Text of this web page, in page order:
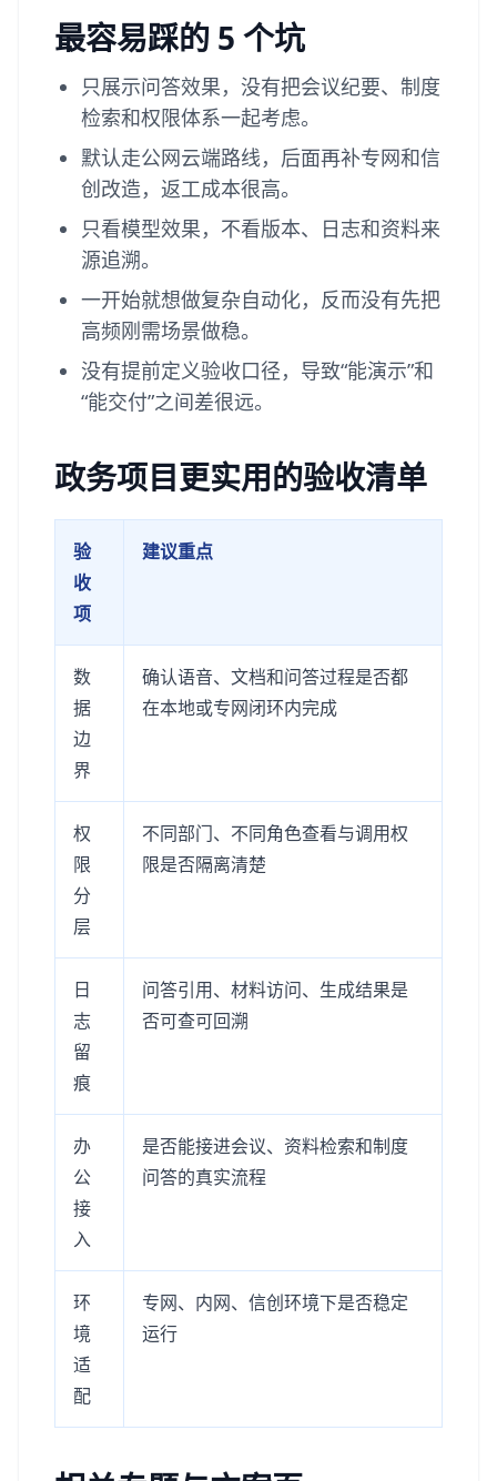
最容易踩的 5 个坑
只展示问答效果，没有把会议纪要、制度
检索和权限体系一起考虑。
默认走公网云端路线，后面再补专网和信
创改造，返工成本很高。
只看模型效果，不看版本、日志和资料来
源追溯。
一开始就想做复杂自动化，反而没有先把
高频刚需场景做稳。
没有提前定义验收口径，导致“能演示”和
“能交付”之间差很远。
政务项目更实用的验收清单
验
收
项
建议重点
数
据
边
界
确认语音、文档和问答过程是否都
在本地或专网闭环内完成
权
限
分
层
不同部门、不同角色查看与调用权
限是否隔离清楚
日
志
留
痕
问答引用、材料访问、生成结果是
否可查可回溯
办
公
接
入
是否能接进会议、资料检索和制度
问答的真实流程
环
境
适
配
专网、内网、信创环境下是否稳定
运行